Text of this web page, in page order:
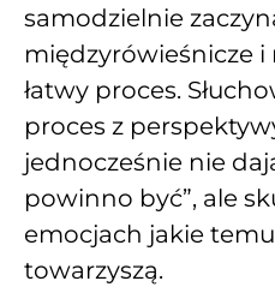
samodzielnie
międzyrówieśnicze i
łatwy proces.
proces z
jednocześnie nie
powinno być”, ale
emocjach jakie
towarzyszą.